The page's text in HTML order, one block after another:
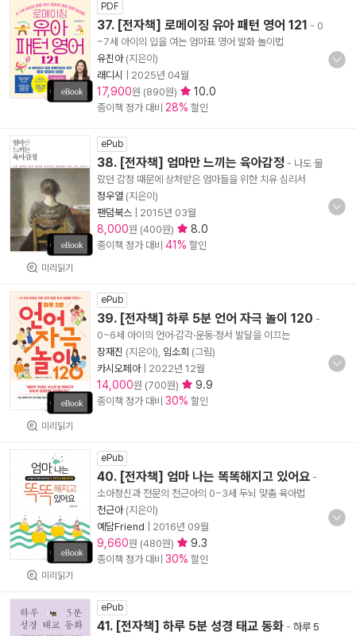
PDF
37. [전자책] 로메이징 유아 패턴 영어 121 - 0
~7세 아이의 입을 여는 엄마표 영어 발화 놀이법
유진아(지은이)
래디시
2025년 04월
17,900원 (890원) 10.0
종이책 정가 대비 28% 할인
미리읽기
ePub
38. [전자책] 엄마만 느끼는 육아감정 - 나도 몰
랐던 감정 때문에 상처받은 엄마들을 위한 치유 심리서
정우열 (지은이)
팬덤북스
2015년 03월
8,000원 (400원) 8.0
종이책 정가 대비 41% 할인
미리읽기
ePub
39. [전자책] 하루 5분 언어 자극 놀이 120 -
0~6세 아이의 언어·감각·운동·정서 발달을 이끄는
장재진 (지은이), 임소희 (그림)
카시오페아| 2022년 12월
14,000원 (700원) 9.9
종이책 정가 대비 30% 할인
미리읽기
ePub
40. [전자책] 엄마 나는 똑똑해지고 있어요 -
소아정신과 전문의 천근아의 0~3세 두뇌 맞춤 육아법
천근아(지은이)
예담Friend
2016년 09월
9,660원 (480원) 9.3
종이책 정가 대비 30% 할인
ePub
41. [전자책] 하루 5분 성경 태교 동화 - 하루 5